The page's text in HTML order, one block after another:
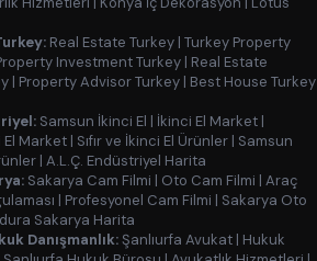
Real Estate Turkey | Turkey Property
Investment Turkey | Real Estate
| Property Advisor Turkey | Best House Turkey
Samsun İkinci El | İkinci El Market |
El Market | Sıfır ve İkinci El Ürünler | Samsun
| A.L.Ç. Endüstriyel Harita
Sakarya Cam Filmi | Oto Cam Filmi | Araç
| Profesyonel Cam Filmi | Sakarya Oto
Sakarya Harita
Danışmanlık:Şanlıurfa Avukat | Hukuk